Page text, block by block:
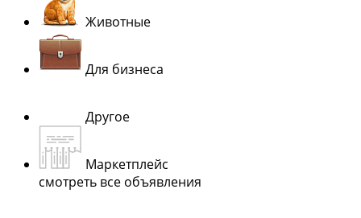
Животные
Для бизнеса
Другое
Маркетплейс
смотреть все объявления